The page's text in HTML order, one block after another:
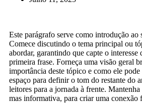
Este parágrafo serve como introdução ao
Comece discutindo o tema principal ou
abordar, garantindo que capte o interesse
primeira frase. Forneça uma visão geral
importância deste tópico e como ele
espaço para definir o tom do restante do
leitores para a jornada à frente.
mas informativa, para criar uma conexão